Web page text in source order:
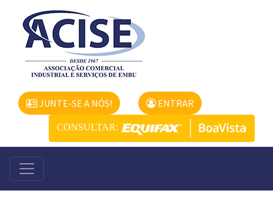
JUNTE-SE A NÓS! ENTRAR
CONSULTAR: